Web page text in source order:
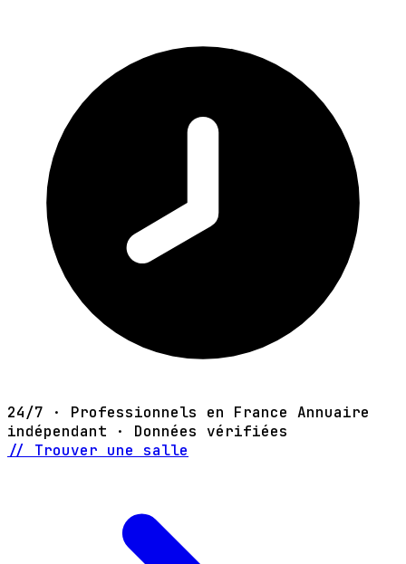
24/7 · Professionnels en France Annuaire
indépendant · Données vérifiées
// Trouver une salle